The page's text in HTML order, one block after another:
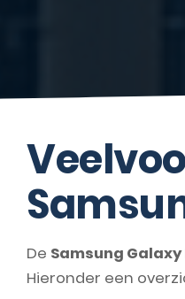
De Samsung Galaxy
Hieronder een